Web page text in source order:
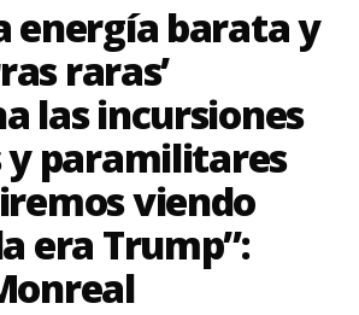
energía barata y
raras’
las incursiones
paramilitares
viendo
era Trump”: